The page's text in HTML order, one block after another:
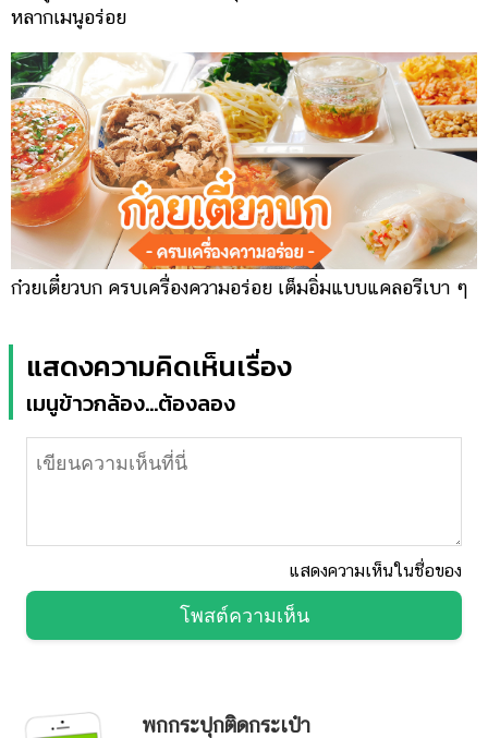
หลากเมนูอร่อย
ก๋วยเตี๋ยวบก ครบเครื่องความอร่อย เต็มอิ่มแบบแคลอรีเบา ๆ
แสดงความคิดเห็นเรื่อง
เมนูข้าวกล้อง...ต้องลอง
แสดงความเห็นในชื่อของ
โพสต์ความเห็น
พกกระปุกติดกระเป๋า